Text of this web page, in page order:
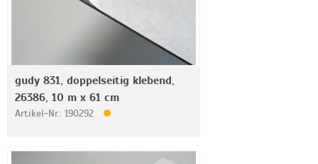
gudy 831, doppelseitig klebend,
26386, 10 m x 61 cm
Artikel-Nr.: 190292